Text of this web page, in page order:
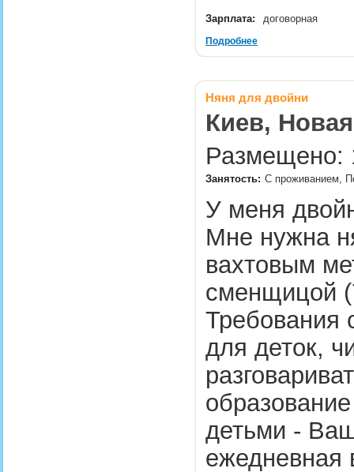
Зарплата: договорная
Подробнее
Няня для двойни
Киев,
Размещено:
Занятость: С проживанием,
У меня
Мне нужна
вахтовым
сменщицой
Требования
для деток,
детьми -